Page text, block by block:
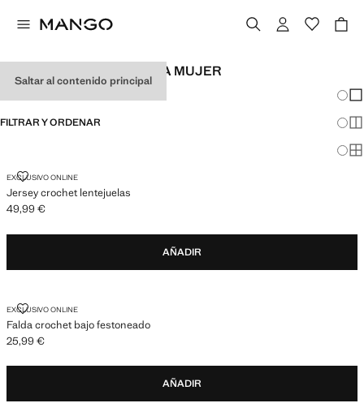
Saltar al contenido principal
LOOKS DE FESTIVAL PARA MUJER
FILTRAR Y ORDENAR
EXCLUSIVO ONLINE
Jersey crochet lentejuelas
JERSEY CROCHET LENTEJUELAS
Precio actual [49,99 € ]
49,99 €
AÑADIR
EXCLUSIVO ONLINE
Falda crochet bajo festoneado
FALDA CROCHET BAJO FESTONEADO
Precio actual [25,99 € ]
25,99 €
AÑADIR